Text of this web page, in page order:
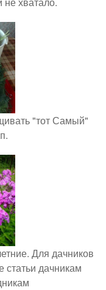
"тот Самый"
Для дачников
дачникам